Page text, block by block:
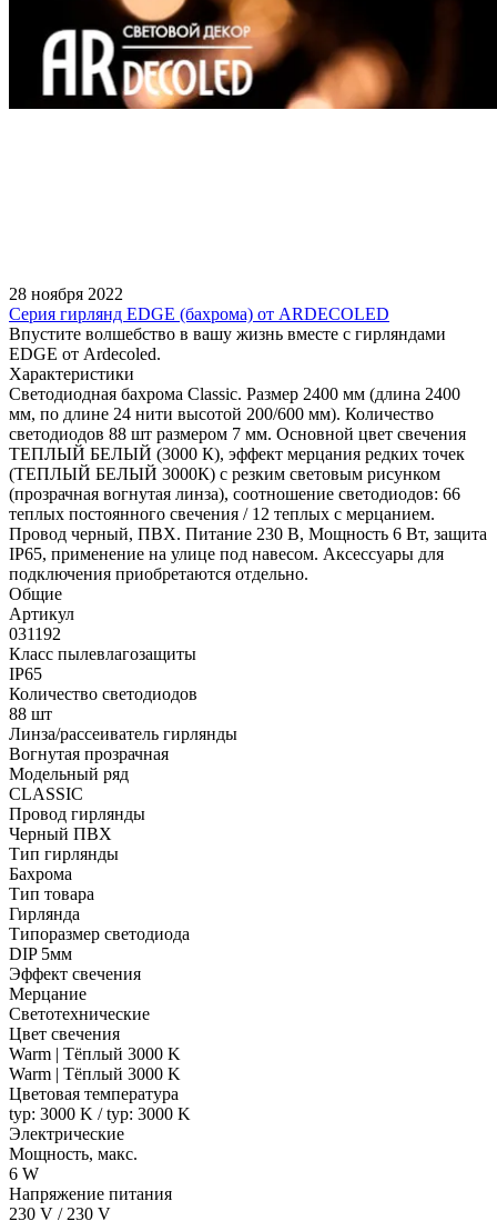
28 ноября 2022
Серия гирлянд EDGE (бахрома) от ARDECOLED
Впустите волшебство в вашу жизнь вместе с гирляндами
EDGE от Ardecoled.
Характеристики
Светодиодная бахрома Classic. Размер 2400 мм (длина 2400
мм, по длине 24 нити высотой 200/600 мм). Количество
светодиодов 88 шт размером 7 мм. Основной цвет свечения
ТЕПЛЫЙ БЕЛЫЙ (3000 К), эффект мерцания редких точек
(ТЕПЛЫЙ БЕЛЫЙ 3000К) с резким световым рисунком
(прозрачная вогнутая линза), соотношение светодиодов: 66
теплых постоянного свечения / 12 теплых с мерцанием.
Провод черный, ПВХ. Питание 230 В, Мощность 6 Вт, защита
IP65, применение на улице под навесом. Аксессуары для
подключения приобретаются отдельно.
Общие
Артикул
031192
Класс пылевлагозащиты
IP65
Количество светодиодов
88 шт
Линза/рассеиватель гирлянды
Вогнутая прозрачная
Модельный ряд
CLASSIC
Провод гирлянды
Черный ПВХ
Тип гирлянды
Бахрома
Тип товара
Гирлянда
Типоразмер светодиода
DIP 5мм
Эффект свечения
Мерцание
Светотехнические
Цвет свечения
Warm | Тёплый 3000 K
Warm | Тёплый 3000 K
Цветовая температура
typ: 3000 K / typ: 3000 K
Электрические
Мощность, макс.
6 W
Напряжение питания
230 V / 230 V